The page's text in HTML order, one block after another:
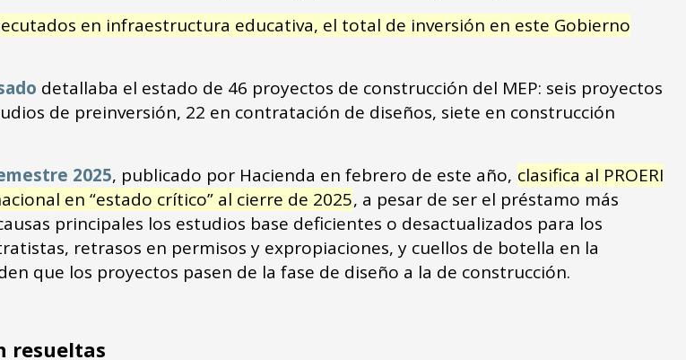
en infraestructura educativa, el total de inversión en este Gobierno
detallaba el estado de 46 proyectos de construcción del MEP: seis proyectos
de preinversión, 22 en contratación de diseños, siete en construcción
2025, publicado por Hacienda en febrero de este año, clasifica al PROERI
en “estado crítico” al cierre de 2025, a pesar de ser el préstamo más
principales los estudios base deficientes o desactualizados para los
retrasos en permisos y expropiaciones, y cuellos de botella en la
que los proyectos pasen de la fase de diseño a la de construcción.
resueltas